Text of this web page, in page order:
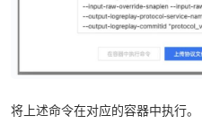
将上述命令在对应的容器中执行。